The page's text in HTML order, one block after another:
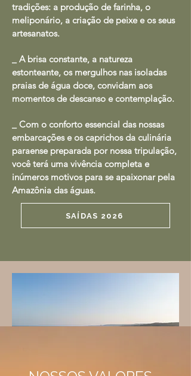
tradições: a produção de farinha, o
meliponário, a criação de peixe e os seus
artesanatos.
_ A brisa constante, a natureza
estonteante, os mergulhos nas isoladas
praias de água doce, convidam aos
momentos de descanso e contemplação.
_ Com o conforto essencial das nossas
embarcações e os caprichos da culinária
paraense preparada por nossa tripulação,
você terá uma vivência completa e
inúmeros motivos para se apaixonar pela
Amazônia das águas.
SAÍDAS 2026